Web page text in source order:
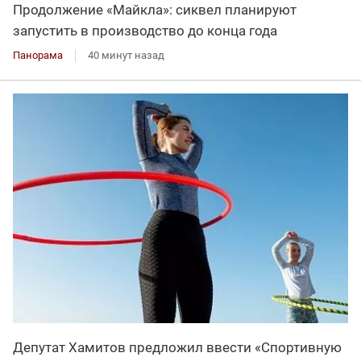
Продолжение «Майкла»: сиквел планируют
запустить в производство до конца года
Панорама 40 минут назад
Депутат Хамитов предложил ввести «Спортивную